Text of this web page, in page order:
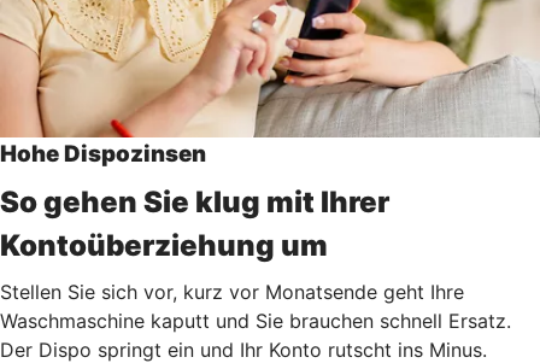
Hohe Dispozinsen
So gehen Sie klug mit Ihrer
Kontoüberziehung um
Stellen Sie sich vor, kurz vor Monatsende geht Ihre
Waschmaschine kaputt und Sie brauchen schnell Ersatz.
Der Dispo springt ein und Ihr Konto rutscht ins Minus.